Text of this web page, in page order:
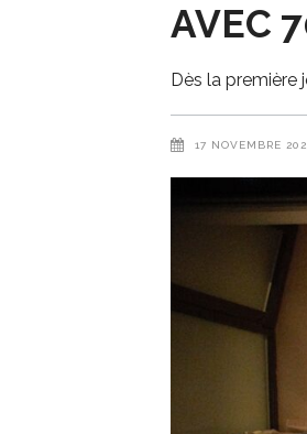
AVEC
Dès la première
17 NOVEMBRE